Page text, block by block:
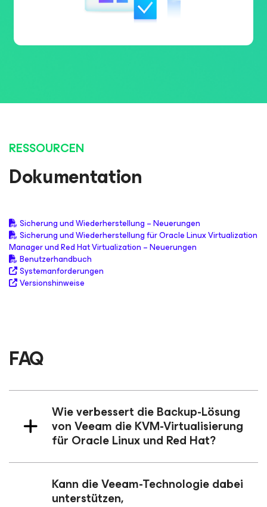
RESSOURCEN
Dokumentation
Sicherung und Wiederherstellung – Neuerungen
Sicherung und Wiederherstellung für Oracle Linux Virtualization
Manager und Red Hat Virtualization – Neuerungen
Benutzerhandbuch
Systemanforderungen
Versionshinweise
FAQ
Wie verbessert die Backup-Lösung
von Veeam die KVM-Virtualisierung
für Oracle Linux und Red Hat?
Kann die Veeam-Technologie dabei
unterstützen,